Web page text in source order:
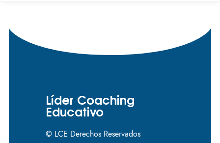
Líder Coaching
Educativo
© LCE Derechos Reservados